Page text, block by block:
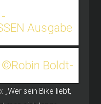
sein Bike liebt,